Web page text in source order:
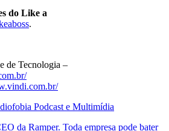
do Like a
.
de Tecnologia –
Podcast e Multimídia
da Ramper. Toda empresa pode bater